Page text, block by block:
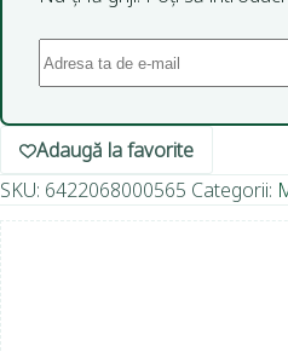
Adaugă la favorite
SKU: 6422068000565 Categorii: